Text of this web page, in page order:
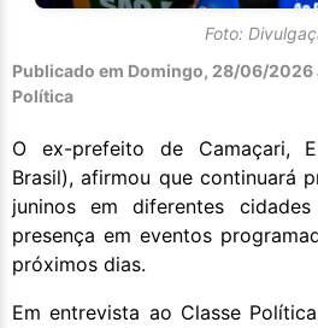
Foto:
Publicado em Domingo, 28/06/2026
Política
O ex-prefeito de Camaçari,
Brasil), afirmou que continuará
juninos em diferentes
presença em eventos
próximos dias.
Em entrevista ao Classe